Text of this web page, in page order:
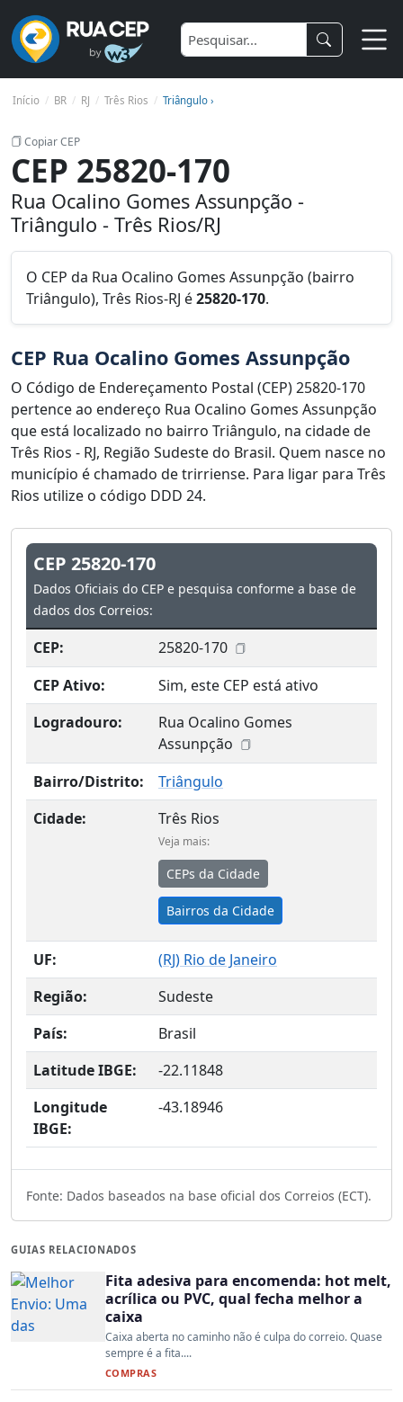
Início BR RJ Três Rios Triângulo ›
Copiar CEP
CEP 25820-170
Rua Ocalino Gomes Assunpção -
Triângulo - Três Rios/RJ
O CEP da Rua Ocalino Gomes Assunpção (bairro
Triângulo), Três Rios-RJ é25820-170.
CEP Rua Ocalino Gomes Assunpção
O Código de Endereçamento Postal (CEP) 25820-170
pertence ao endereço Rua Ocalino Gomes Assunpção
que está localizado no bairro Triângulo, na cidade de
Três Rios - RJ, Região Sudeste do Brasil. Quem nasce no
município é chamado de trirriense. Para ligar para Três
Rios utilize o código DDD 24.
CEP 25820-170
Dados Oficiais do CEP e pesquisa conforme a base de
dados dos Correios:
CEP:
25820-170
CEP Ativo:
Sim, este CEP está ativo
Logradouro:
Rua Ocalino Gomes
Assunpção
Bairro/Distrito:
Triângulo
Cidade:
Três Rios
Veja mais:
CEPs da Cidade
Bairros da Cidade
UF: (RJ) Rio de Janeiro
Região:
Sudeste
País:
Brasil
Latitude IBGE:
-22.11848
Longitude
IBGE:
-43.18946
Fonte: Dados baseados na base oficial dos Correios (ECT).
GUIAS RELACIONADOS
Fita adesiva para encomenda: hot melt,
acrílica ou PVC, qual fecha melhor a
caixa
Caixa aberta no caminho não é culpa do correio. Quase
sempre é a fita....
COMPRAS